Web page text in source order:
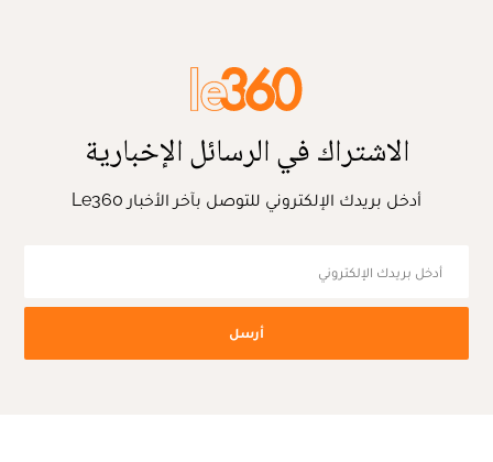
الاشتراك في الرسائل الإخبارية
أدخل بريدك الإلكتروني للتوصل بآخر الأخبار Le360
أرسل